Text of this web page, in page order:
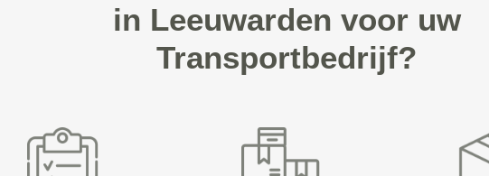
in Leeuwarden voor uw
Transportbedrijf?